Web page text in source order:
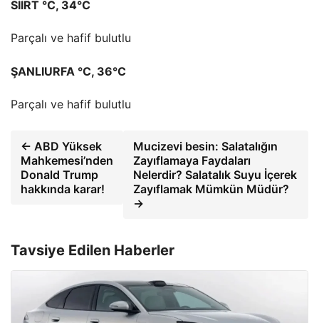
SİİRT °C, 34°C
Parçalı ve hafif bulutlu
ŞANLIURFA °C, 36°C
Parçalı ve hafif bulutlu
← ABD Yüksek
Mahkemesi’nden
Donald Trump
hakkında karar!
Mucizevi besin: Salatalığın
Zayıflamaya Faydaları
Nelerdir? Salatalık Suyu İçerek
Zayıflamak Mümkün Müdür?
→
Tavsiye Edilen Haberler